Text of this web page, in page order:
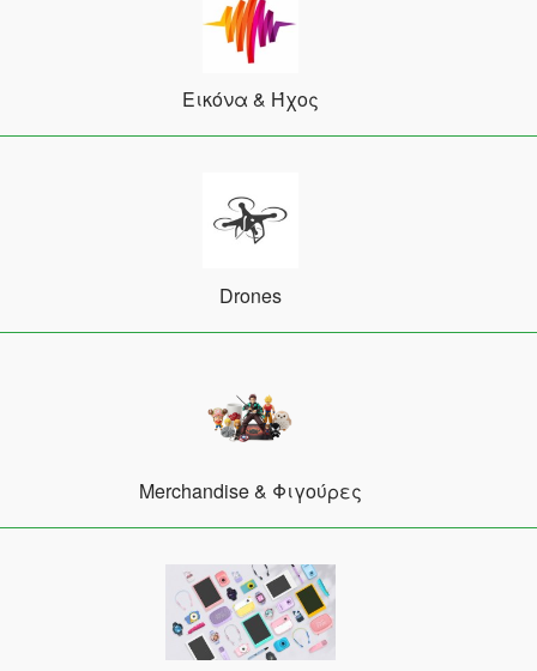
Εικόνα & Ήχος
Drones
Merchandise & Φιγούρες